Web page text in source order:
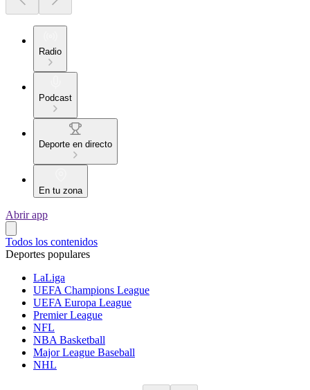
Radio
Podcast
Deporte en directo
En tu zona
Abrir app
Todos los contenidos
Deportes populares
LaLiga
UEFA Champions League
UEFA Europa League
Premier League
NFL
NBA Basketball
Major League Baseball
NHL